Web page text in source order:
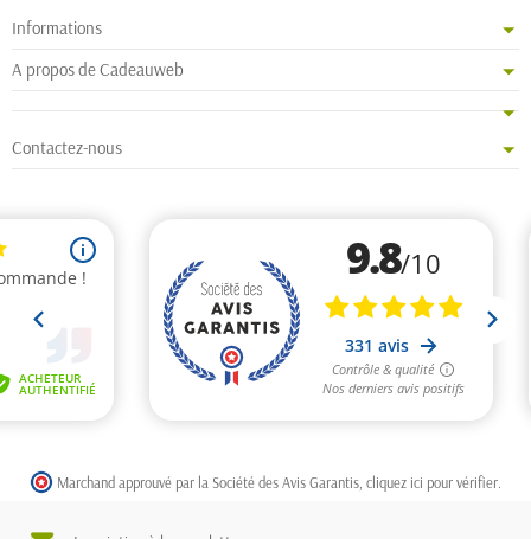
Informations
A propos de Cadeauweb
Contactez-nous
Marchand approuvé par la Société des Avis Garantis, cliquez ici pour vérifier